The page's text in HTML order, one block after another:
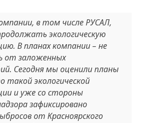
в том числе РУСАЛ,
экологическую
В планах компании – не
от заложенных
Сегодня мы оценили планы
такой экологической
и уже со стороны
зафиксировано
от Красноярского